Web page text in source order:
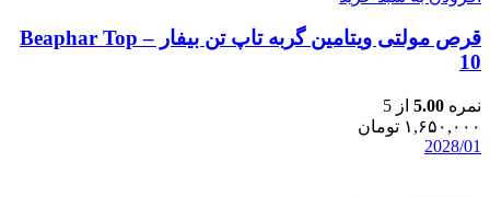
قرص مولتی ویتامین گربه تاپ تن بیفار – Beaphar Top
10
نمره 5.00 از 5
۱,۶۵۰,۰۰۰ تومان
2028/01